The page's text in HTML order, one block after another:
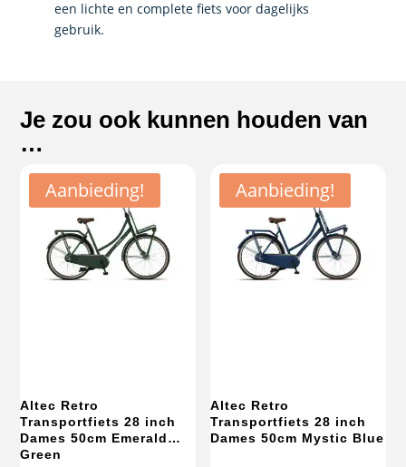
een lichte en complete fiets voor dagelijks
gebruik.
Je zou ook kunnen houden van
…
Aanbieding!
Altec Retro
Transportfiets 28 inch
Dames 50cm Emerald
Green
Aanbieding!
Altec Retro
Transportfiets 28 inch
Dames 50cm Mystic Blue